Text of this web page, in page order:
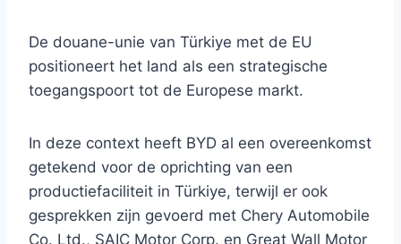
De douane-unie van Türkiye met de EU
positioneert het land als een strategische
toegangspoort tot de Europese markt.
In deze context heeft BYD al een overeenkomst
getekend voor de oprichting van een
productiefaciliteit in Türkiye, terwijl er ook
gesprekken zijn gevoerd met Chery Automobile
Co. Ltd., SAIC Motor Corp. en Great Wall Motor